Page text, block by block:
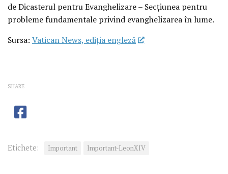
de Dicasterul pentru Evanghelizare – Secțiunea pentru
probleme fundamentale privind evanghelizarea în lume.
Sursa: Vatican News, ediția engleză
SHARE
Etichete: Important Important-LeonXIV